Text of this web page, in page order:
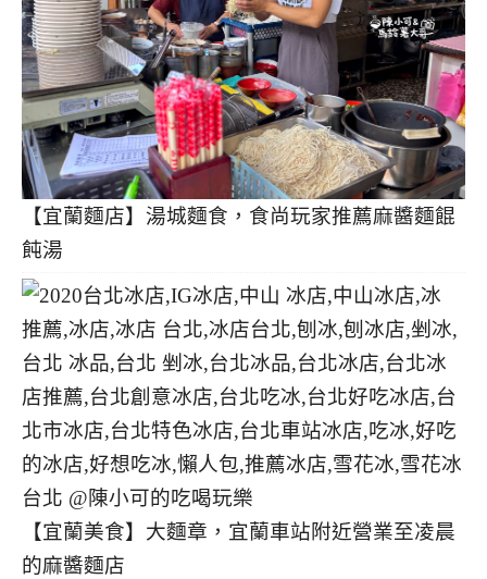
【宜蘭麵店】湯城麵食，食尚玩家推薦麻醬麵餛
飩湯
【宜蘭美食】大麵章，宜蘭車站附近營業至凌晨
的麻醬麵店